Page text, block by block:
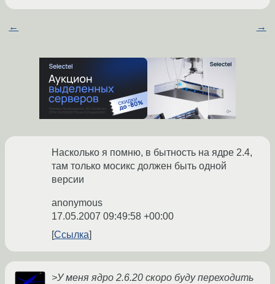
← →
Насколько я помню, в бытность на ядре 2.4,
там только мосикс должен быть одной
версии
anonymous
17.05.2007 09:49:58 +00:00
Ссылка
>У меня ядро 2.6.20 скоро буду переходить